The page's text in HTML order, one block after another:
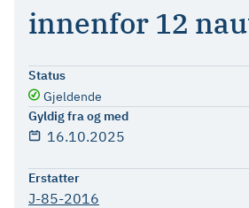
innenfor 12
Status
Gjeldende
Gyldig fra og med
16.10.2025
Erstatter
J-85-2016